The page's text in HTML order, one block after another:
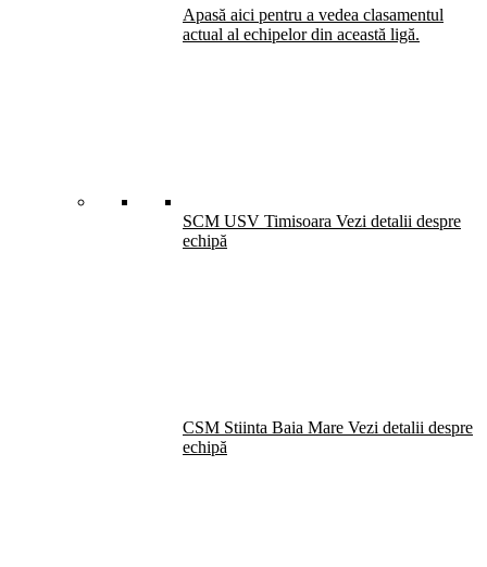
Apasă aici pentru a vedea clasamentul
actual al echipelor din această ligă.
SCM USV Timisoara Vezi detalii despre
echipă
CSM Stiinta Baia Mare Vezi detalii despre
echipă